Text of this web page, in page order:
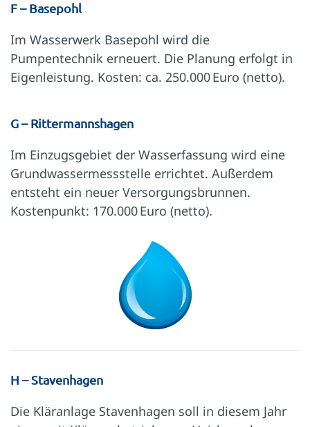
F – Basepohl
Im Wasserwerk Basepohl wird die
Pumpentechnik erneuert. Die Planung erfolgt in
Eigenleistung. Kosten: ca. 250.000 Euro (netto).
G – Rittermannshagen
Im Einzugsgebiet der Wasserfassung wird eine
Grundwassermessstelle errichtet. Außerdem
entsteht ein neuer Versorgungsbrunnen.
Kostenpunkt: 170.000 Euro (netto).
H – Stavenhagen
Die Kläranlage Stavenhagen soll in diesem Jahr